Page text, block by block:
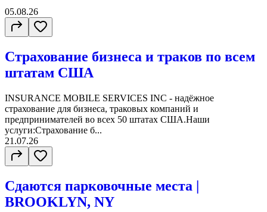
05.08.26
Страхование бизнеса и траков по всем
штатам США
INSURANCE MOBILE SERVICES INC - надёжное
страхование для бизнеса, траковых компаний и
предпринимателей во всех 50 штатах США.Наши
услуги:Страхование б...
21.07.26
Сдаются парковочные места |
BROOKLYN, NY